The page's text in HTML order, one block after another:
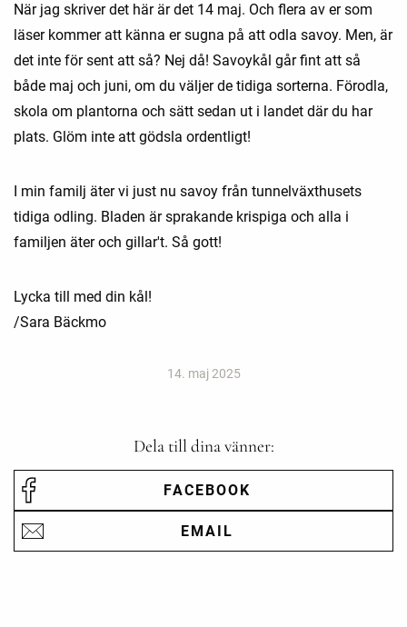
När jag skriver det här är det 14 maj. Och flera av er som
läser kommer att känna er sugna på att odla savoy. Men, är
det inte för sent att så? Nej då! Savoykål går fint att så
både maj och juni, om du väljer de tidiga sorterna. Förodla,
skola om plantorna och sätt sedan ut i landet där du har
plats. Glöm inte att gödsla ordentligt!
I min familj äter vi just nu savoy från tunnelväxthusets
tidiga odling. Bladen är sprakande krispiga och alla i
familjen äter och gillar't. Så gott!
Lycka till med din kål!
/Sara Bäckmo
14. maj 2025
Dela till dina vänner:
FACEBOOK
EMAIL